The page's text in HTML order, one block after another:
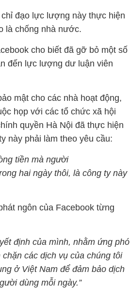
đạo lực lượng này thực hiện
là chống nhà nước.
cho biết đã gỡ bỏ một số
đến lực lượng dư luận viên
mật cho các nhà hoạt động,
họp với các tổ chức xã hội
quyền Hà Nội đã thực hiện
này phải làm theo yêu cầu:
tiền mà người
hai ngày thôi, là công ty này
ngôn của Facebook từng
định của mình, nhằm ứng phó
các dịch vụ của chúng tôi
ở Việt Nam để đảm bảo dịch
dùng mỗi ngày.”